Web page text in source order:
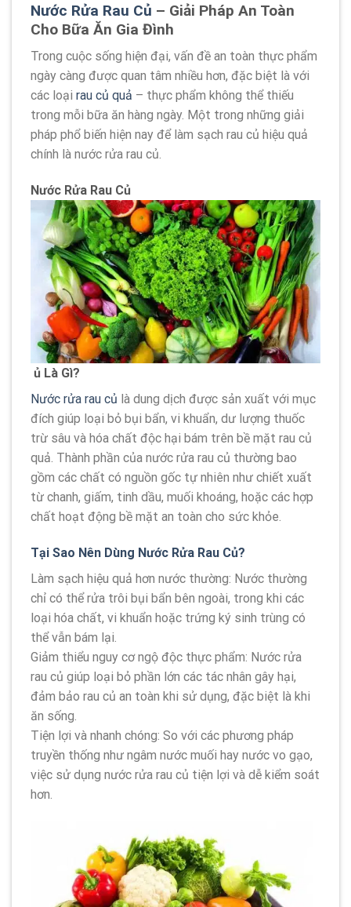
Nước Rửa Rau Củ – Giải Pháp An Toàn
Cho Bữa Ăn Gia Đình
Trong cuộc sống hiện đại, vấn đề an toàn thực phẩm
ngày càng được quan tâm nhiều hơn, đặc biệt là với
các loại rau củ quả – thực phẩm không thể thiếu
trong mỗi bữa ăn hàng ngày. Một trong những giải
pháp phổ biến hiện nay để làm sạch rau củ hiệu quả
chính là nước rửa rau củ.
Nước Rửa Rau Củ
ủ Là Gì?
Nước rửa rau củ là dung dịch được sản xuất với mục
đích giúp loại bỏ bụi bẩn, vi khuẩn, dư lượng thuốc
trừ sâu và hóa chất độc hại bám trên bề mặt rau củ
quả. Thành phần của nước rửa rau củ thường bao
gồm các chất có nguồn gốc tự nhiên như chiết xuất
từ chanh, giấm, tinh dầu, muối khoáng, hoặc các hợp
chất hoạt động bề mặt an toàn cho sức khỏe.
Tại Sao Nên Dùng Nước Rửa Rau Củ?
Làm sạch hiệu quả hơn nước thường: Nước thường
chỉ có thể rửa trôi bụi bẩn bên ngoài, trong khi các
loại hóa chất, vi khuẩn hoặc trứng ký sinh trùng có
thể vẫn bám lại.
Giảm thiểu nguy cơ ngộ độc thực phẩm: Nước rửa
rau củ giúp loại bỏ phần lớn các tác nhân gây hại,
đảm bảo rau củ an toàn khi sử dụng, đặc biệt là khi
ăn sống.
Tiện lợi và nhanh chóng: So với các phương pháp
truyền thống như ngâm nước muối hay nước vo gạo,
việc sử dụng nước rửa rau củ tiện lợi và dễ kiểm soát
hơn.